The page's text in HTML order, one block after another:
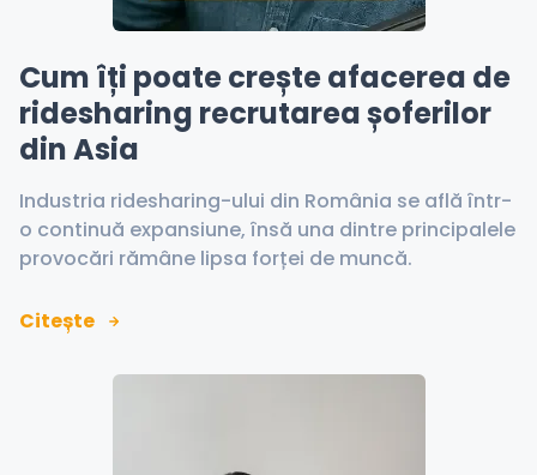
Cum îți poate crește afacerea de
ridesharing recrutarea șoferilor
din Asia
Industria ridesharing-ului din România se află într-
o continuă expansiune, însă una dintre principalele
provocări rămâne lipsa forței de muncă.
Citește